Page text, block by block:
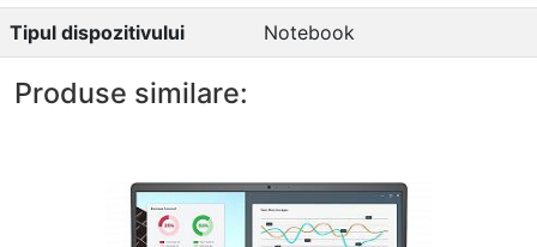
Tipul dispozitivului Notebook
Produse similare: